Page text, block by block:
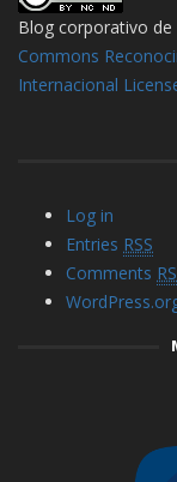
Blog corporativo
Commons
Internacional
Log in
Entries RSS
Comments